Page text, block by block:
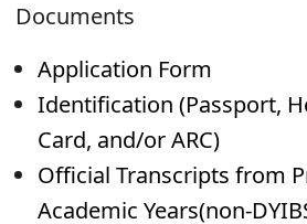
Documents
Application Form
Identification (Passport,
Card, and/or ARC)
Official Transcripts from
Academic Years(non-